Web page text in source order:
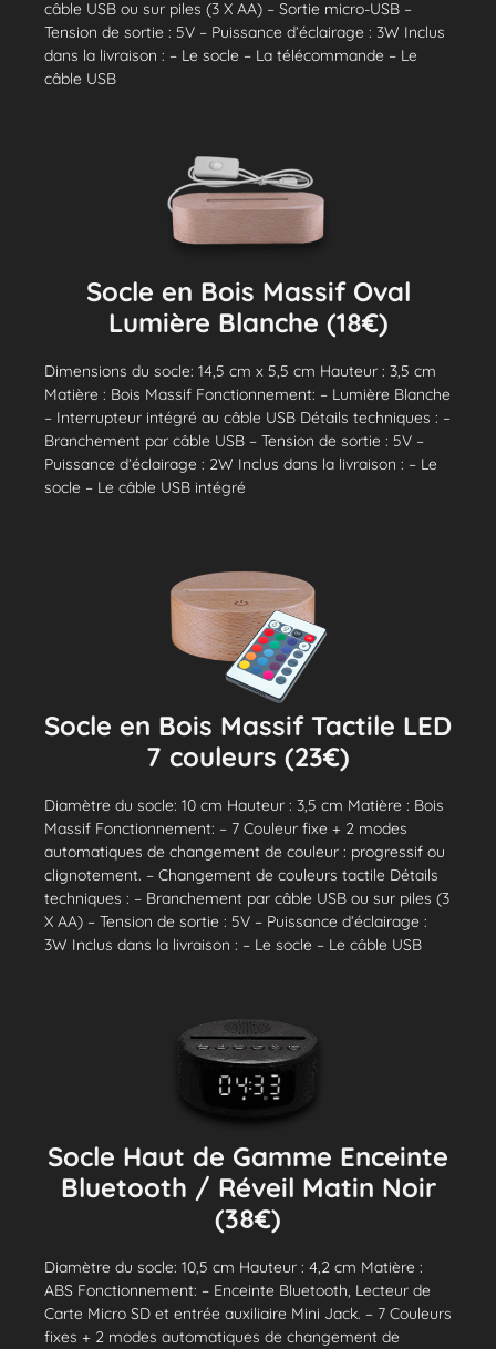
câble USB ou sur piles (3 X AA) – Sortie micro-USB –
Tension de sortie : 5V – Puissance d’éclairage : 3W Inclus
dans la livraison : – Le socle – La télécommande – Le
câble USB
Socle en Bois Massif Oval
Lumière Blanche (18€)
Dimensions du socle: 14,5 cm x 5,5 cm Hauteur : 3,5 cm
Matière : Bois Massif Fonctionnement: – Lumière Blanche
– Interrupteur intégré au câble USB Détails techniques : –
Branchement par câble USB – Tension de sortie : 5V –
Puissance d’éclairage : 2W Inclus dans la livraison : – Le
socle – Le câble USB intégré
Socle en Bois Massif Tactile LED
7 couleurs (23€)
Diamètre du socle: 10 cm Hauteur : 3,5 cm Matière : Bois
Massif Fonctionnement: – 7 Couleur fixe + 2 modes
automatiques de changement de couleur : progressif ou
clignotement. – Changement de couleurs tactile Détails
techniques : – Branchement par câble USB ou sur piles (3
X AA) – Tension de sortie : 5V – Puissance d’éclairage :
3W Inclus dans la livraison : – Le socle – Le câble USB
Socle Haut de Gamme Enceinte
Bluetooth / Réveil Matin Noir
(38€)
Diamètre du socle: 10,5 cm Hauteur : 4,2 cm Matière :
ABS Fonctionnement: – Enceinte Bluetooth, Lecteur de
Carte Micro SD et entrée auxiliaire Mini Jack. – 7 Couleurs
fixes + 2 modes automatiques de changement de